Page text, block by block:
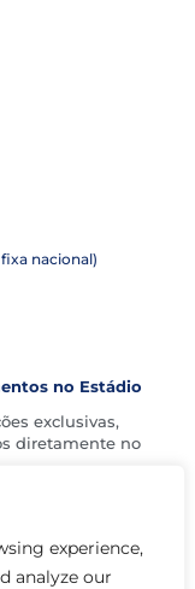
experience,
analyze our
nacional)
no Estádio
exclusivas,
diretamente no